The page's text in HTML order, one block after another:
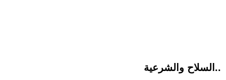
السلاح والشرعية..